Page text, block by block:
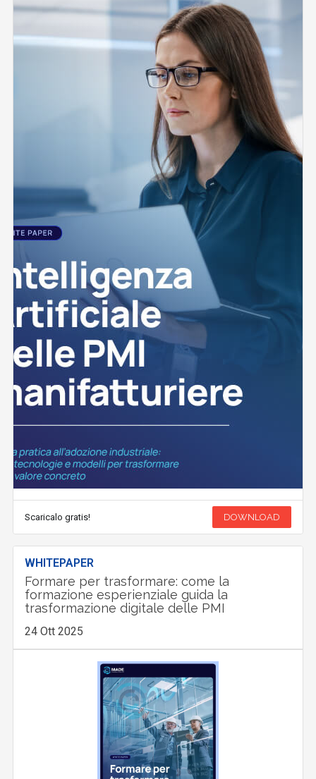
Scaricalo gratis! DOWNLOAD
WHITEPAPER
Formare per trasformare: come la
formazione esperienziale guida la
trasformazione digitale delle PMI
24 Ott 2025